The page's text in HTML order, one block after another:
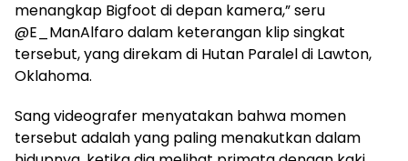
menangkap Bigfoot di depan kamera,” seru
@E_ManAlfaro dalam keterangan klip singkat
tersebut, yang direkam di Hutan Paralel di Lawton,
Oklahoma.
Sang videografer menyatakan bahwa momen
tersebut adalah yang paling menakutkan dalam